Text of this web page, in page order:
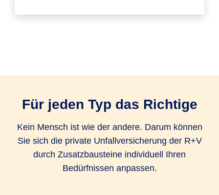
Unfall-Service (Bergungskosten und
Serviceleistungen)
Für jeden Typ das Richtige
Kein Mensch ist wie der andere. Darum können
Sie sich die private Unfallversicherung der R+V
durch Zusatzbausteine individuell Ihren
Bedürfnissen anpassen.